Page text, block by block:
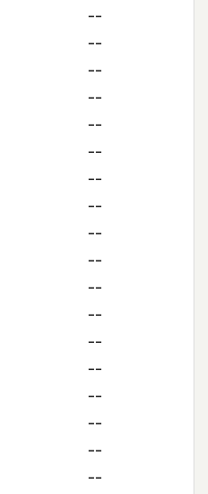
--
--
--
--
--
--
--
--
--
--
--
--
--
--
--
--
--
--